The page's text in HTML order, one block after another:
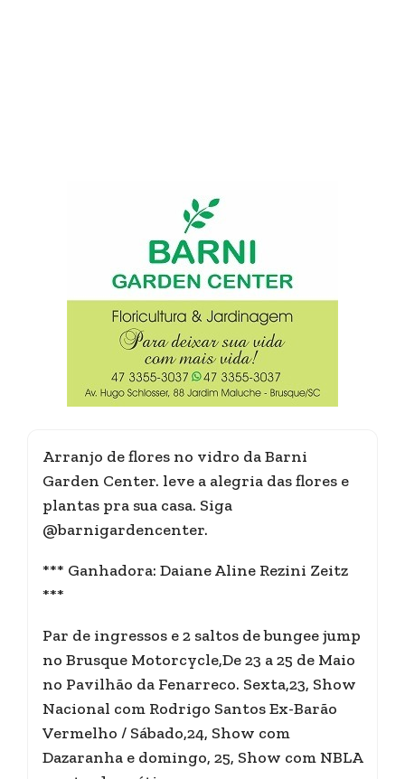
Arranjo de flores no vidro da Barni
Garden Center. leve a alegria das flores e
plantas pra sua casa. Siga
@barnigardencenter.
*** Ganhadora: Daiane Aline Rezini Zeitz
***
Par de ingressos e 2 saltos de bungee jump
no Brusque Motorcycle,De 23 a 25 de Maio
no Pavilhão da Fenarreco. Sexta,23, Show
Nacional com Rodrigo Santos Ex-Barão
Vermelho / Sábado,24, Show com
Dazaranha e domingo, 25, Show com NBLA